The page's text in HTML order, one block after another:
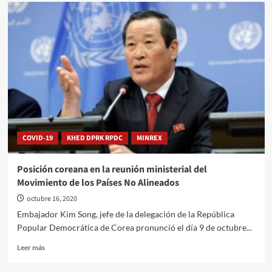
COVID-19 KHED DPRK RPDC MINREX
Posición coreana en la reunión ministerial del
Movimiento de los Países No Alineados
octubre 16, 2020
Embajador Kim Song, jefe de la delegación de la República
Popular Democrática de Corea pronunció el día 9 de octubre...
Leer másLeer